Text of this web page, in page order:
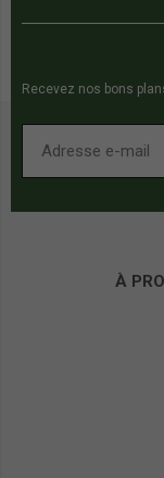
Recevez nos bons
À